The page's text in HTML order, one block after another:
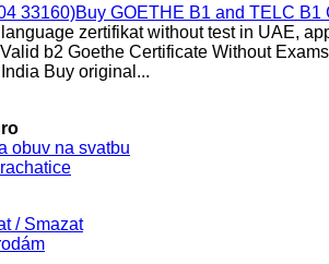
zertifikat without test in UAE,
b2 Goethe Certificate Without
Buy original...
obuv na svatbu
/ Smazat